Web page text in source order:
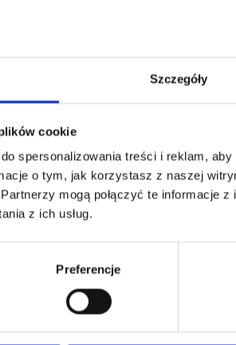
Szczegóły
cookie
spersonalizowania treści i reklam,
o tym, jak korzystasz z naszej
mogą połączyć te informacje
z ich usług.
Preferencje
Noc Świętojańska”
aurą, odwiedziło nas wielu
goście z SP4, SP5, SP7, ale też po
tematów, związanych z naszym hobby, ale nie
możliwości i dostępu do
Rzeczce, będziemy
Suchą Rzeczkę Bis,
na G4W.
to czas pokaże.